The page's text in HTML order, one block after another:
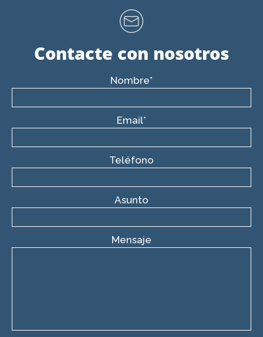
Contacte con nosotros
Nombre*
Email*
Teléfono
Asunto
Mensaje